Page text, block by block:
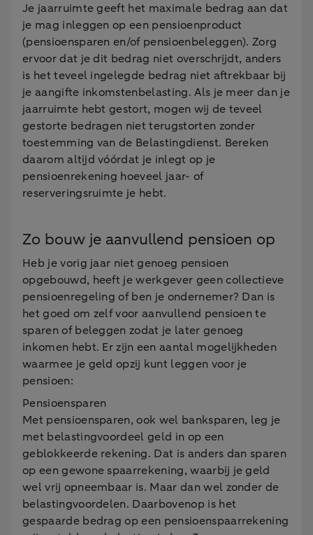
Je jaarruimte geeft het maximale bedrag aan dat
je mag inleggen op een pensioenproduct
(pensioensparen en/of pensioenbeleggen). Zorg
ervoor dat je dit bedrag niet overschrijdt, anders
is het teveel ingelegde bedrag niet aftrekbaar bij
je aangifte inkomstenbelasting. Als je meer dan je
jaarruimte hebt gestort, mogen wij de teveel
gestorte bedragen niet terugstorten zonder
toestemming van de Belastingdienst. Bereken
daarom altijd vóórdat je inlegt op je
pensioenrekening hoeveel jaar- of
reserveringsruimte je hebt.
Zo bouw je aanvullend pensioen op
Heb je vorig jaar niet genoeg pensioen
opgebouwd, heeft je werkgever geen collectieve
pensioenregeling of ben je ondernemer? Dan is
het goed om zelf voor aanvullend pensioen te
sparen of beleggen zodat je later genoeg
inkomen hebt. Er zijn een aantal mogelijkheden
waarmee je geld opzij kunt leggen voor je
pensioen:
Pensioensparen
Met pensioensparen, ook wel banksparen, leg je
met belastingvoordeel geld in op een
geblokkeerde rekening. Dat is anders dan sparen
op een gewone spaarrekening, waarbij je geld
wel vrij opneembaar is. Maar dan wel zonder de
belastingvoordelen. Daarbovenop is het
gespaarde bedrag op een pensioenspaarrekening